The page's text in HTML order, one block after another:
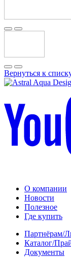
Вернуться к
О компании
Новости
Полезное
Где купить
Партнёрам/
Каталог/
Документы